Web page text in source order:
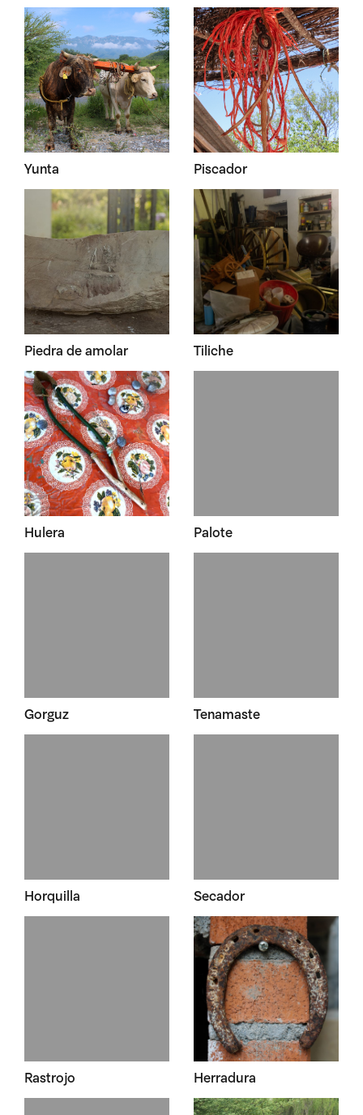
Yunta Piscador
Piedra de amolar Tiliche
Hulera Palote
Gorguz Tenamaste
Horquilla Secador
Rastrojo Herradura